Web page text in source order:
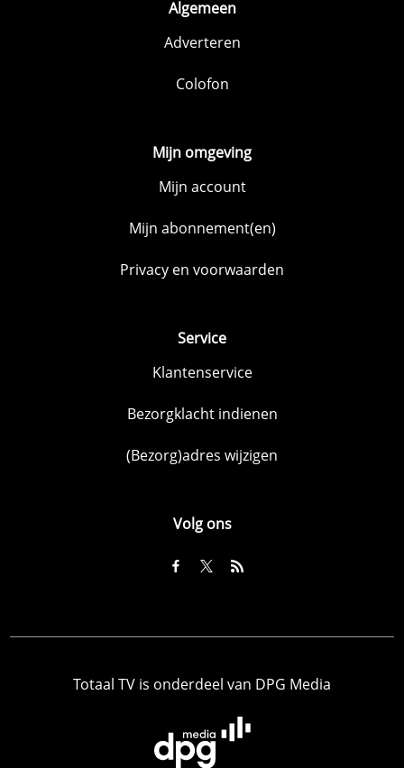
Algemeen
Adverteren
Colofon
Mijn omgeving
Mijn account
Mijn abonnement(en)
Privacy en voorwaarden
Service
Klantenservice
Bezorgklacht indienen
(Bezorg)adres wijzigen
Volg ons
Totaal TV is onderdeel van DPG Media